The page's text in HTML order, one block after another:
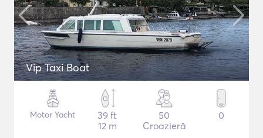
Vip Taxi Boat
Motor Yacht
39 ft
12 m
50
Croazieră
0